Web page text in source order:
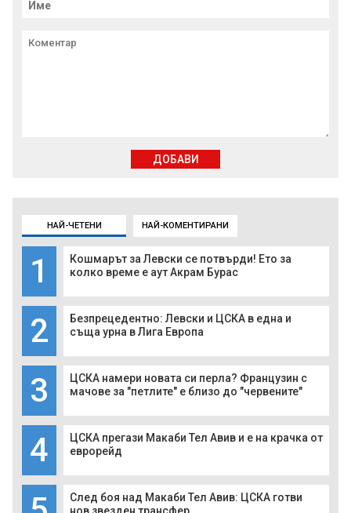
НАЙ-ЧЕТЕНИ НАЙ-КОМЕНТИРАНИ
1
Кошмарът за Левски се потвърди! Ето за
колко време е аут Акрам Бурас
2
Безпрецедентно: Левски и ЦСКА в една и
съща урна в Лига Европа
3
ЦСКА намери новата си перла? Французин с
мачове за "петлите" е близо до "червените"
4
ЦСКА прегази Макаби Тел Авив и е на крачка от
еврорейд
След боя над Макаби Тел Авив: ЦСКА готви
ДОБАВИ